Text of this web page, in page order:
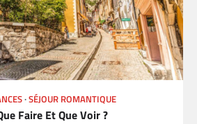
SÉJOUR ROMANTIQUE
Faire Et Que Voir ?